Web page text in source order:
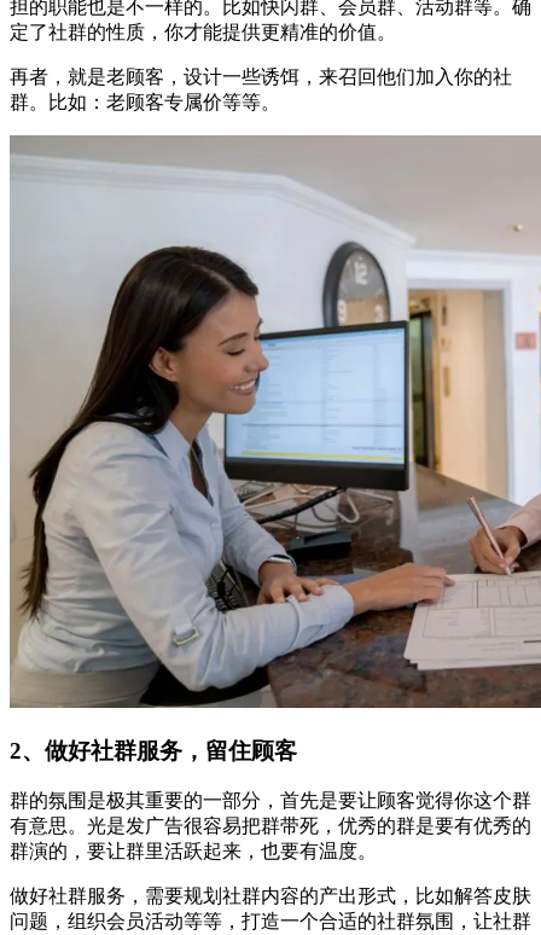
担的职能也是不一样的。比如快闪群、会员群、活动群等。确
定了社群的性质，你才能提供更精准的价值。
再者，就是老顾客，设计一些诱饵，来召回他们加入你的社
群。比如：老顾客专属价等等。
2、做好社群服务，留住顾客
群的氛围是极其重要的一部分，首先是要让顾客觉得你这个群
有意思。光是发广告很容易把群带死，优秀的群是要有优秀的
群演的，要让群里活跃起来，也要有温度。
做好社群服务，需要规划社群内容的产出形式，比如解答皮肤
问题，组织会员活动等等，打造一个合适的社群氛围，让社群